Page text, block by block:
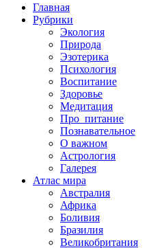
Главная
Рубрики
Экология
Природа
Эзотерика
Психология
Воспитание
Здоровье
Медитация
Про_питание
Познавательное
О важном
Астрология
Галерея
Атлас мира
Австралия
Африка
Боливия
Бразилия
Великобритания